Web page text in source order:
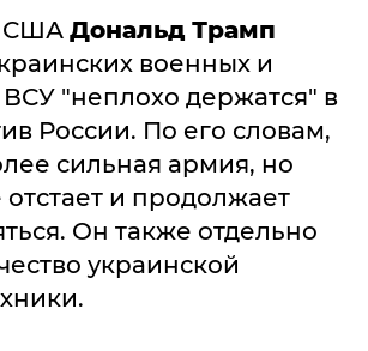
США Дональд Трамп
военных и
ВСУ "неплохо держатся" в
России. По его словам,
сильная армия, но
и продолжает
Он также отдельно
украинской